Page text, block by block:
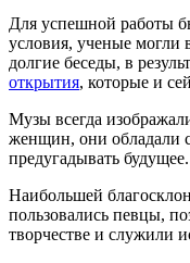
Для успешной работы
условия, ученые могли
долгие беседы, в
открытия, которые и
Музы всегда
женщин, они обладали
предугадывать будущее.
Наибольшей
пользовались певцы,
творчестве и служили